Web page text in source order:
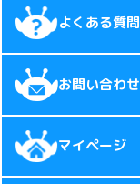
よくある質問
お問い合わせ
マイページ